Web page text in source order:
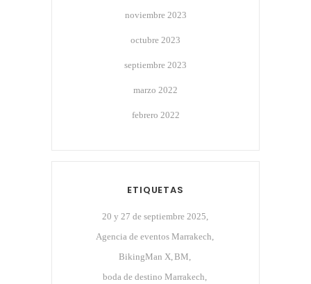
noviembre 2023
octubre 2023
septiembre 2023
marzo 2022
febrero 2022
ETIQUETAS
20 y 27 de septiembre 2025
Agencia de eventos Marrakech
BikingMan X BM
boda de destino Marrakech